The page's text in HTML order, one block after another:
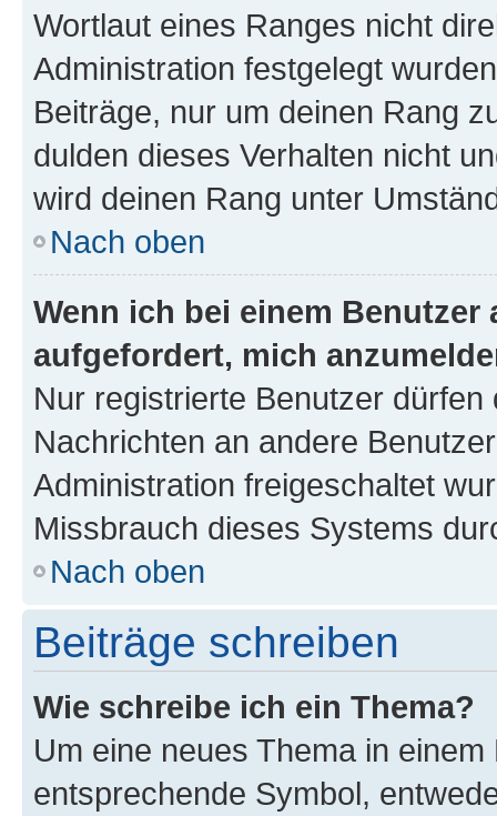
Wortlaut eines Ranges nicht
Administration festgelegt
Beiträge, nur um deinen Rang
dulden dieses Verhalten nicht
wird deinen Rang unter
Nach oben
Wenn ich bei einem
aufgefordert, mich
Nur registrierte Benutzer
Nachrichten an andere
Administration freigeschaltet
Missbrauch dieses Systems
Nach oben
Beiträge schreiben
Wie schreibe ich ein Thema?
Um eine neues Thema in
entsprechende Symbol,